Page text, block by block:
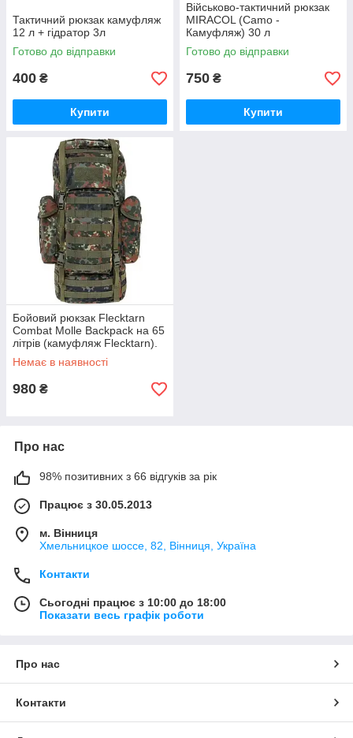
Тактичний рюкзак камуфляж
12 л + гідратор 3л
Готово до відправки
400 ₴
Купити
Військово-тактичний рюкзак
MIRACOL (Camo -
Камуфляж) 30 л
Готово до відправки
750 ₴
Купити
Бойовий рюкзак Flecktarn
Combat Molle Backpack на 65
літрів (камуфляж Flecktarn).
Немає в наявності
980 ₴
Про нас
98% позитивних з 66 відгуків за рік
Працює з 30.05.2013
м. Вінниця
Хмельницкое шоссе, 82, Вінниця, Україна
Контакти
Сьогодні працює з 10:00 до 18:00
Показати весь графік роботи
Про нас
Контакти